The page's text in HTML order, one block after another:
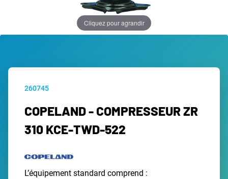
Cliquez pour agrandir
260745
COPELAND - COMPRESSEUR ZR
310 KCE-TWD-522
L’équipement standard comprend :